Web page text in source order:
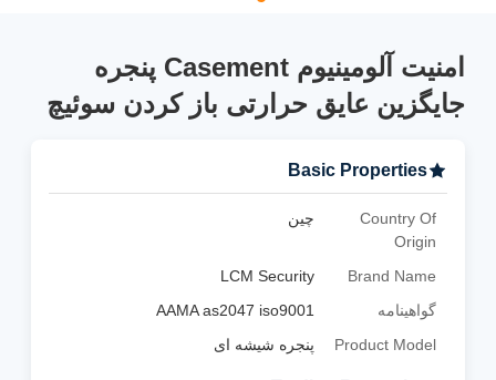
امنیت آلومینیوم Casement پنجره
جایگزین عایق حرارتی باز کردن سوئیچ
Basic Properties
Country Of
Origin
چین
Brand Name
LCM Security
گواهینامه
AAMA as2047 iso9001
Product Model
پنجره شیشه ای